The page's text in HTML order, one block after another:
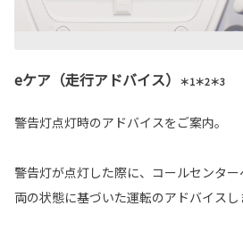
eケア（走行アドバイス） ＊1＊2＊3
警告灯点灯時のアドバイスをご案内。
警告灯が点灯した際に、コールセンタ
両の状態に基づいた運転のアドバイスし